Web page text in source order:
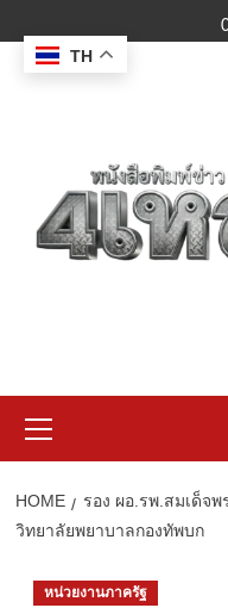
to
content
Menu
HOME
รอง ผอ.รพ.สมเด็จ
วิทยาลัยพยาบาลกองทัพบก
หน่วยงานภาครัฐ
TH